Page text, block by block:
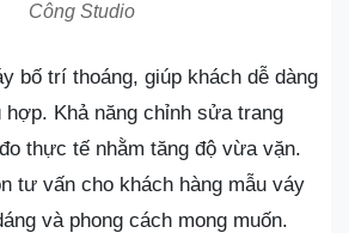
Công Studio
bố trí thoáng, giúp khách dễ dàng
hợp. Khả năng chỉnh sửa trang
thực tế nhằm tăng độ vừa vặn.
tư vấn cho khách hàng mẫu váy
và phong cách mong muốn.